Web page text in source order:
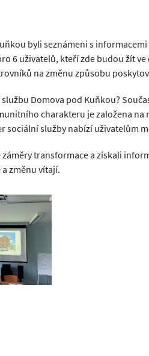
byli seznámeni s
6 uživatelů, kteří zde budou žít
na změnu způsobu
Domova pod Kuňkou?
charakteru je založena
služby nabízí uživatelům
transformace a získali
změnu vítají.